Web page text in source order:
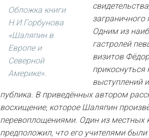
Обложка книги
Н.И.Горбунова
«Шаляпин в
Европе и
Северной
Америке».
заграничного
Одним из
гастролей
визитов
прикоснуться
выступлений
публика. В приведённых автором
восхищение, которое Шаляпин
перевоплощениями. Один из местных
предположил, что его учителями